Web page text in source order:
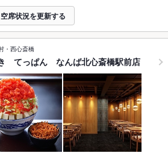
空席状況を更新する
・西心斎橋
てっぱん なんば北心斎橋駅前店